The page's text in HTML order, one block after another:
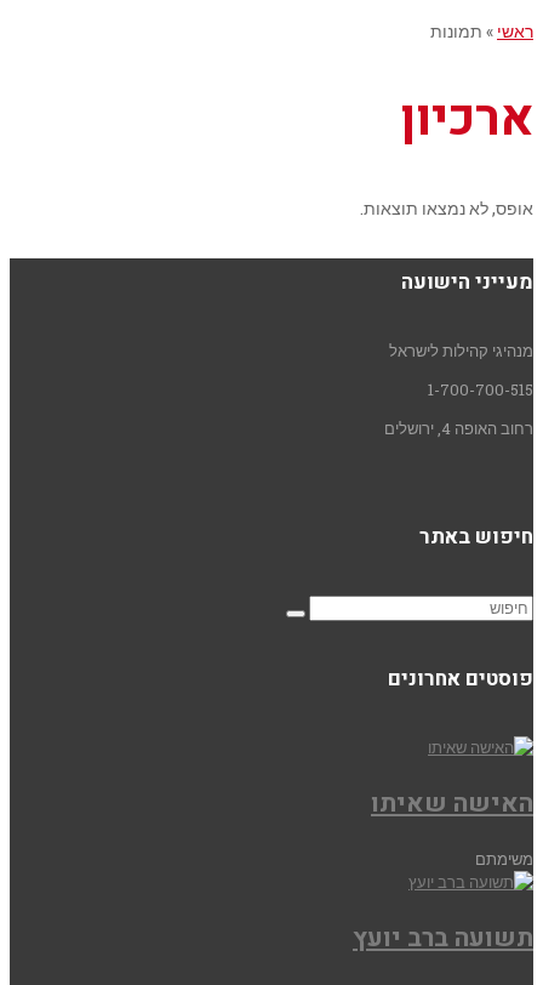
ראשי » תמונות
ארכיון
אופס, לא נמצאו תוצאות.
מעייני הישועה
מנהיגי קהילות לישראל
1-700-700-515
רחוב האופה 4, ירושלים
חיפוש באתר
פוסטים אחרונים
האישה שאיתו
משימתם
תשועה ברב יועץ